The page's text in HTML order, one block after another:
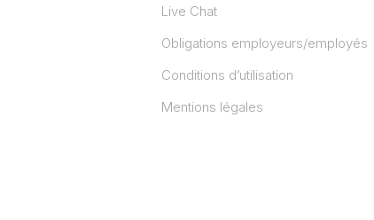
Live Chat
Obligations employeurs/employés
Conditions d’utilisation
Mentions légales